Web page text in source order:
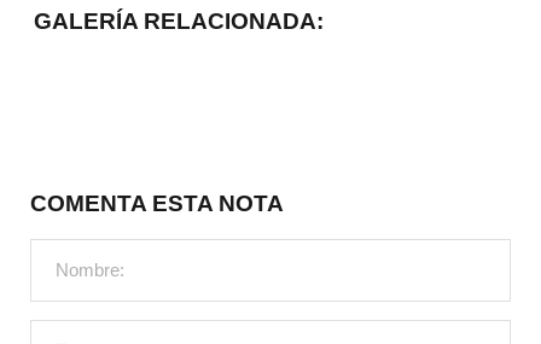
GALERÍA RELACIONADA:
COMENTA ESTA NOTA